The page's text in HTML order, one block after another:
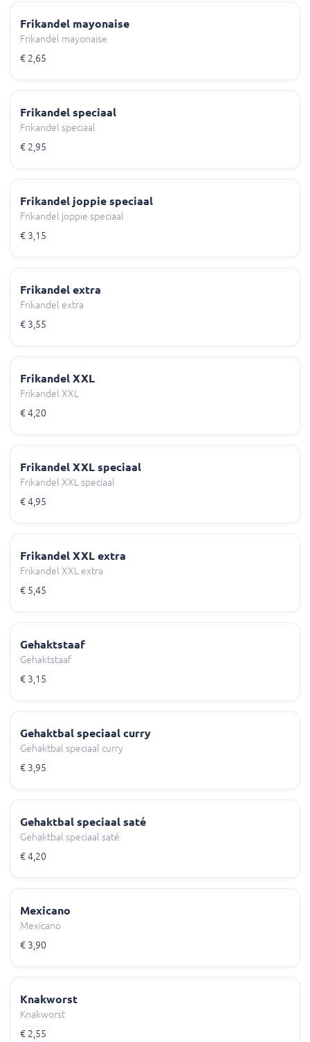
Frikandel mayonaise
Frikandel mayonaise
€ 2,65
Frikandel speciaal
Frikandel speciaal
€ 2,95
Frikandel joppie speciaal
Frikandel joppie speciaal
€ 3,15
Frikandel extra
Frikandel extra
€ 3,55
Frikandel XXL
Frikandel XXL
€ 4,20
Frikandel XXL speciaal
Frikandel XXL speciaal
€ 4,95
Frikandel XXL extra
Frikandel XXL extra
€ 5,45
Gehaktstaaf
Gehaktstaaf
€ 3,15
Gehaktbal speciaal curry
Gehaktbal speciaal curry
€ 3,95
Gehaktbal speciaal saté
Gehaktbal speciaal saté
€ 4,20
Mexicano
Mexicano
€ 3,90
Knakworst
Knakworst
€ 2,55